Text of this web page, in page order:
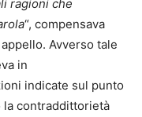
ragioni che
“, compensava
Avverso tale
in
indicate sul punto
la contraddittorietà